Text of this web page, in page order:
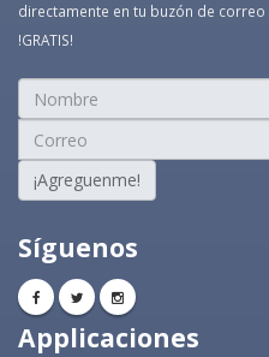
directamente en tu buzón de
!GRATIS!
¡Agreguenme!
Síguenos
Applicaciones